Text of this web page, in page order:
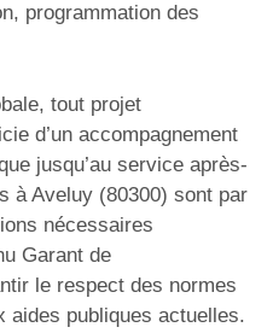
programmation des
tout projet
d’un accompagnement
jusqu’au service après-
à Aveluy (80300) sont par
nécessaires
Garant de
le respect des normes
aides publiques actuelles.